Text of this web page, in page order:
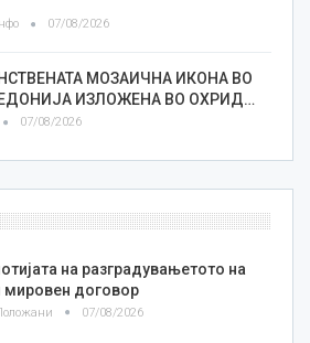
07/08/2026
МОЗАИЧНА ИКОНА ВО
ИЗЛОЖЕНА ВО ОХРИД…
07/08/2026
на разградувањетото на
мировен договор
07/08/2026